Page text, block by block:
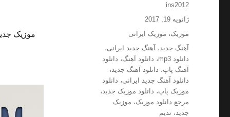
موزیک
نویسنده
ins2012
ارسال
شده
ژانویه 19, 2017
دسته‌ها
موزیک، موزیک ایرانی
برچسب‌ها
آهنگ جدید، آهنگ جدید ایرانی،
دانلود mp3
، دانلود آهنگ، دانلود
آهنگ پاپ، دانلود آهنگ جدید،
دانلود آهنگ جدید ایرانی، دانلود
موزیک پاپ، دانلود موزیک جدید،
مرجع دانلود موزیک، موزیک
جدید، ندیم